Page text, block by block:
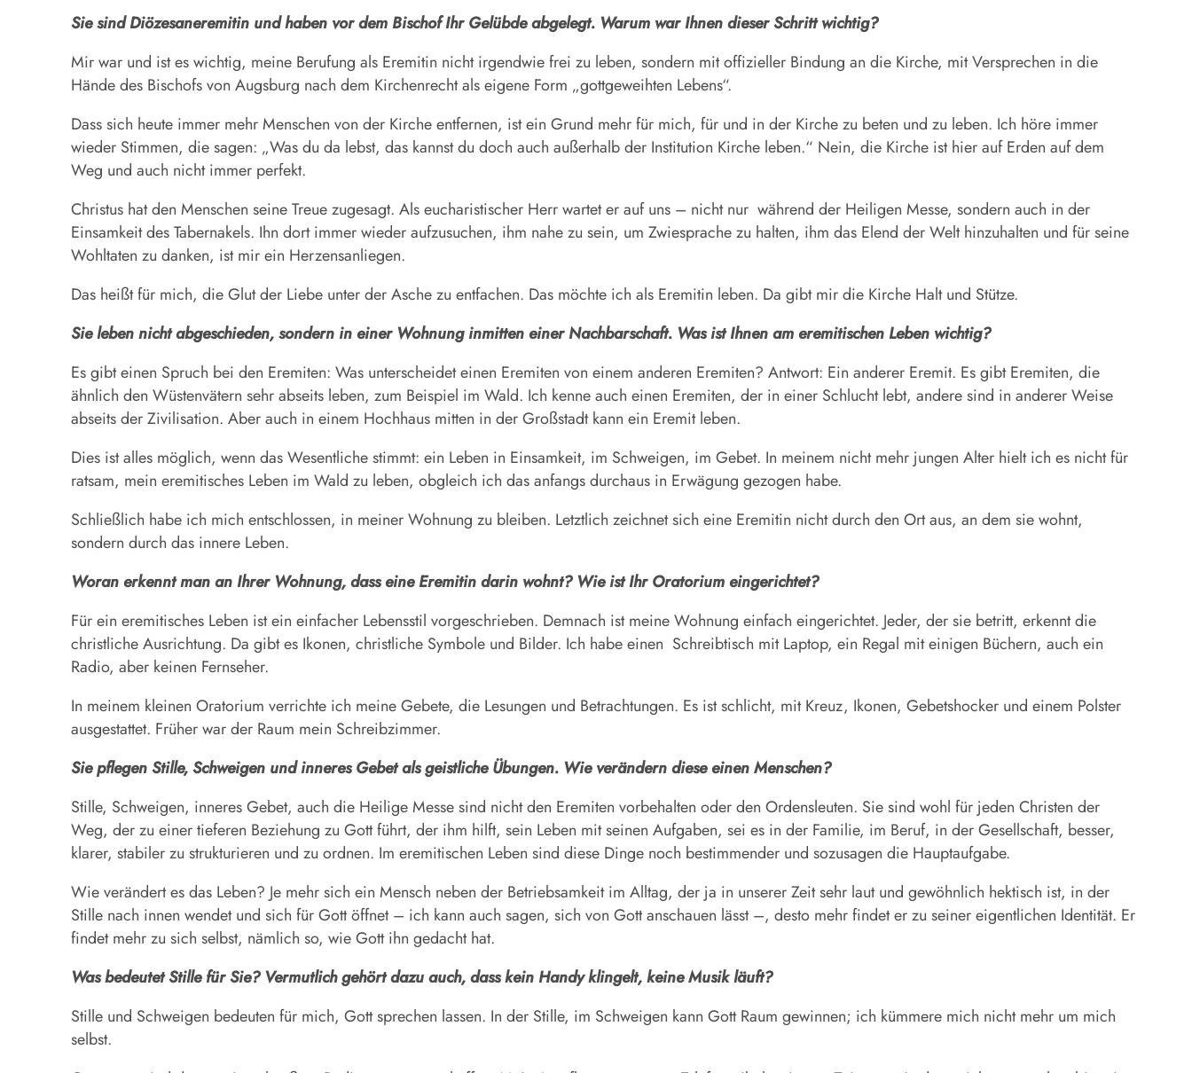
Sie sind Diözesaneremitin und haben vor dem Bischof Ihr Gelübde abgelegt. Warum war Ihnen dieser Schritt wichtig?
Mir war und ist es wichtig, meine Berufung als Eremitin nicht irgendwie frei zu leben, sondern mit offizieller Bindung an die Kirche, mit Versprechen in die
Hände des Bischofs von Augsburg nach dem Kirchenrecht als eigene Form „gottgeweihten Lebens“.
Dass sich heute immer mehr Menschen von der Kirche entfernen, ist ein Grund mehr für mich, für und in der Kirche zu beten und zu leben. Ich höre immer
wieder Stimmen, die sagen: „Was du da lebst, das kannst du doch auch außerhalb der Institution Kirche leben.“ Nein, die Kirche ist hier auf Erden auf dem
Weg und auch nicht immer perfekt.
Christus hat den Menschen seine Treue zugesagt. Als eucharistischer Herr wartet er auf uns – nicht nur während der Heiligen Messe, sondern auch in der
Einsamkeit des Tabernakels. Ihn dort immer wieder aufzusuchen, ihm nahe zu sein, um Zwiesprache zu halten, ihm das Elend der Welt hinzuhalten und für seine
Wohltaten zu danken, ist mir ein Herzensanliegen.
Das heißt für mich, die Glut der Liebe unter der Asche zu entfachen. Das möchte ich als Eremitin leben. Da gibt mir die Kirche Halt und Stütze.
Sie leben nicht abgeschieden, sondern in einer Wohnung inmitten einer Nachbarschaft. Was ist Ihnen am eremitischen Leben wichtig?
Es gibt einen Spruch bei den Eremiten: Was unterscheidet einen Eremiten von einem anderen Eremiten? Antwort: Ein anderer Eremit. Es gibt Eremiten, die
ähnlich den Wüstenvätern sehr abseits leben, zum Beispiel im Wald. Ich kenne auch einen Eremiten, der in einer Schlucht lebt, andere sind in anderer Weise
abseits der Zivilisation. Aber auch in einem Hochhaus mitten in der Großstadt kann ein Eremit leben.
Dies ist alles möglich, wenn das Wesentliche stimmt: ein Leben in Einsamkeit, im Schweigen, im Gebet. In meinem nicht mehr jungen Alter hielt ich es nicht für
ratsam, mein eremitisches Leben im Wald zu leben, obgleich ich das anfangs durchaus in Erwägung gezogen habe.
Schließlich habe ich mich entschlossen, in meiner Wohnung zu bleiben. Letztlich zeichnet sich eine Eremitin nicht durch den Ort aus, an dem sie wohnt,
sondern durch das innere Leben.
Woran erkennt man an Ihrer Wohnung, dass eine Eremitin darin wohnt? Wie ist Ihr Oratorium eingerichtet?
Für ein eremitisches Leben ist ein einfacher Lebensstil vorgeschrieben. Demnach ist meine Wohnung einfach eingerichtet. Jeder, der sie betritt, erkennt die
christliche Ausrichtung. Da gibt es Ikonen, christliche Symbole und Bilder. Ich habe einen Schreibtisch mit Laptop, ein Regal mit einigen Büchern, auch ein
Radio, aber keinen Fernseher.
In meinem kleinen Oratorium verrichte ich meine Gebete, die Lesungen und Betrachtungen. Es ist schlicht, mit Kreuz, Ikonen, Gebets­hocker und einem Polster
ausgestattet. Früher war der Raum mein Schreibzimmer.
Sie pflegen Stille, Schweigen und inneres Gebet als geistliche Übungen. Wie verändern diese einen Menschen?
Stille, Schweigen, inneres Gebet, auch die Heilige Messe sind nicht den Eremiten vorbehalten oder den Ordensleuten. Sie sind wohl für jeden Christen der
Weg, der zu einer tieferen Beziehung zu Gott führt, der ihm hilft, sein Leben mit seinen Aufgaben, sei es in der Familie, im Beruf, in der Gesellschaft, besser,
klarer, stabiler zu strukturieren und zu ordnen. Im eremitischen Leben sind diese Dinge noch bestimmender und sozusagen die Hauptaufgabe.
Wie verändert es das Leben? Je mehr sich ein Mensch neben der Betriebsamkeit im Alltag, der ja in unserer Zeit sehr laut und gewöhnlich hektisch ist, in der
Stille nach innen wendet und sich für Gott öffnet – ich kann auch sagen, sich von Gott anschauen lässt –, desto mehr findet er zu seiner eigentlichen Identität. Er
findet mehr zu sich selbst, nämlich so, wie Gott ihn gedacht hat.
Was bedeutet Stille für Sie? Vermutlich gehört dazu auch, dass kein Handy klingelt, keine Musik läuft?
Stille und Schweigen bedeuten für mich, Gott sprechen lassen. In der Stille, im Schweigen kann Gott Raum gewinnen; ich kümmere mich nicht mehr um mich
selbst.